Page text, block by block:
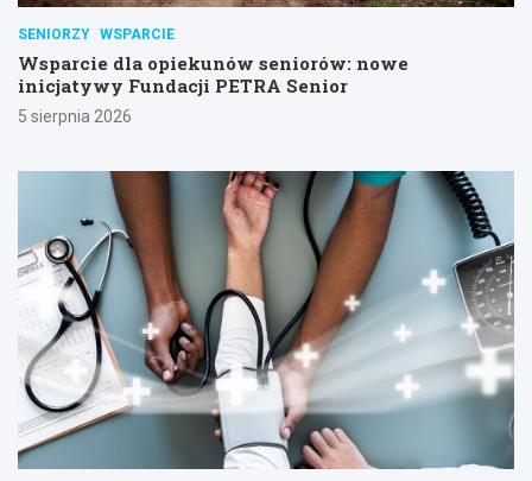
SENIORZY WSPARCIE
Wsparcie dla opiekunów seniorów: nowe
inicjatywy Fundacji PETRA Senior
5 sierpnia 2026